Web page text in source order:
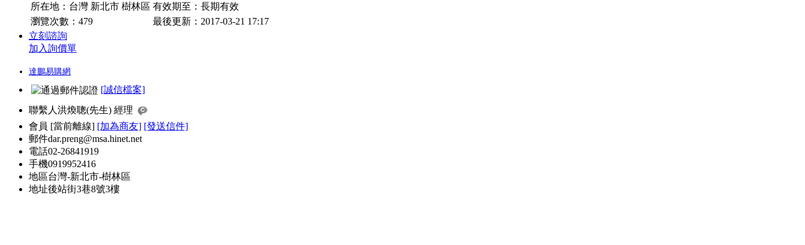
所在地：台灣 新北市 樹林區 有效期至：長期有效
瀏覽次數： 479
最後更新：2017-03-21 17:17
立刻諮詢
加入詢價單
達鵬易購網
[誠信檔案]
聯繫人 洪煥聰(先生) 經理
會員 [當前離線] [加為商友] [發送信件]
郵件dar.preng@msa.hinet.net
電話02-26841919
手機0919952416
地區台灣-新北市-樹林區
地址後站街3巷8號3樓